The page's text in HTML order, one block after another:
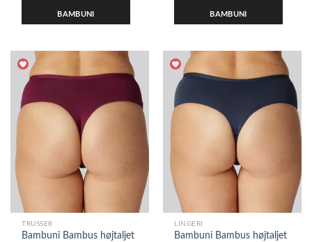
BAMBUNI BAMBUNI
TRUSSER
Bambuni Bambus højtaljet
LINGERI
Bambuni Bambus højtaljet